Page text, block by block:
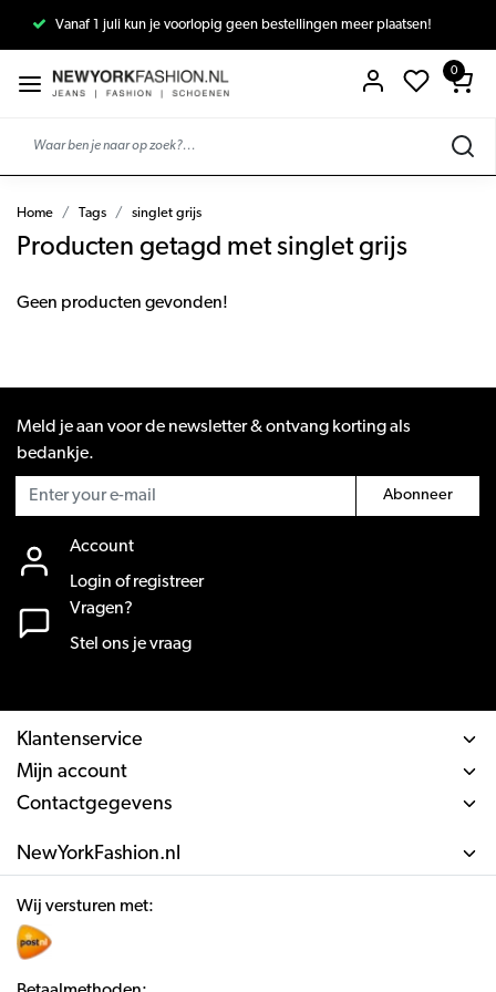
Vanaf 1 juli kun je voorlopig geen bestellingen meer plaatsen!
0
Home Tags singlet grijs
Producten getagd met singlet grijs
Geen producten gevonden!
Meld je aan voor de newsletter & ontvang korting als
bedankje.
Abonneer
Account
Login of registreer
Vragen?
Stel ons je vraag
Klantenservice
Mijn account
Contactgegevens
NewYorkFashion.nl
Wij versturen met: